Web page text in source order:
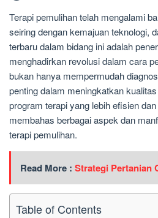
Terapi pemulihan telah mengalami
seiring dengan kemajuan teknologi,
terbaru dalam bidang ini adalah
menghadirkan revolusi dalam cara
bukan hanya mempermudah
penting dalam meningkatkan
program terapi yang lebih efisien
membahas berbagai aspek dan
terapi pemulihan.
Read More : Strategi Pertanian
Table of Contents